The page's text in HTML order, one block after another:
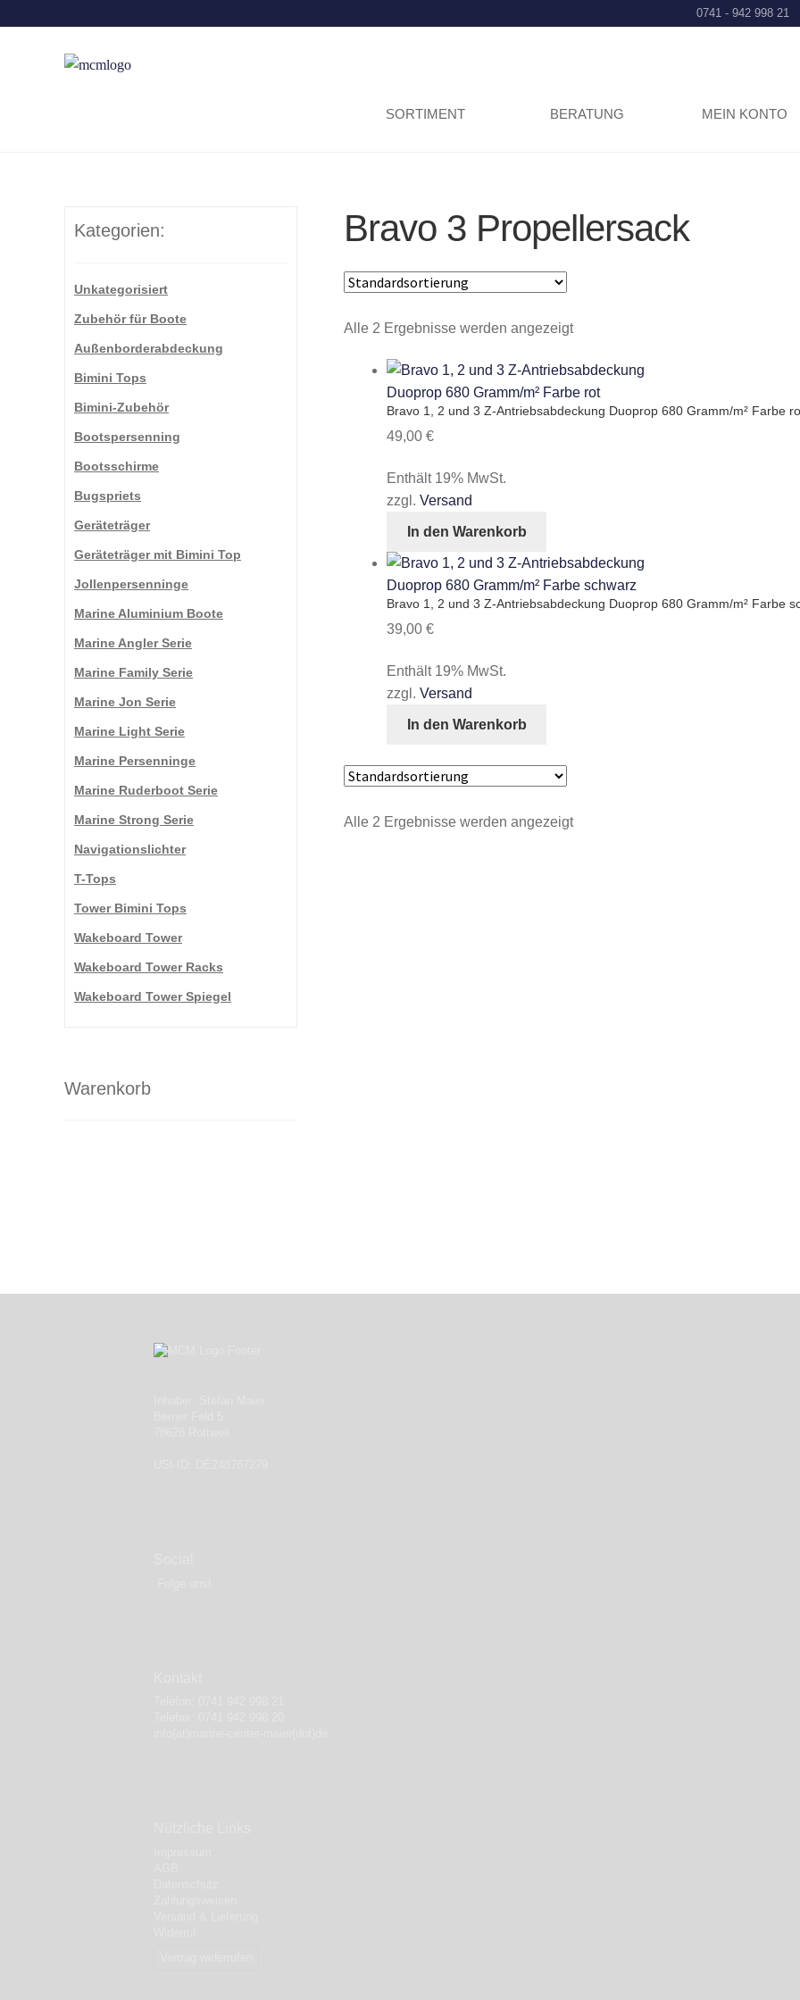
0741 - 942 998 21
SORTIMENT BERATUNG MEIN KONTO
Bravo 3 Propellersack
Alle 2 Ergebnisse werden angezeigt
Bravo 1, 2 und 3 Z-Antriebsabdeckung Duoprop 680 Gramm/m² Farbe
49,00€
Enthält 19% MwSt.
zzgl.Versand
In den Warenkorb
Bravo 1, 2 und 3 Z-Antriebsabdeckung Duoprop 680 Gramm/m² Farbe
39,00€
Enthält 19% MwSt.
zzgl.Versand
In den Warenkorb
Alle 2 Ergebnisse werden angezeigt
Kategorien:
Unkategorisiert
Zubehör für Boote
Außenborderabdeckung
Bimini Tops
Bimini-Zubehör
Bootspersenning
Bootsschirme
Bugspriets
Geräteträger
Geräteträger mit Bimini Top
Jollenpersenninge
Marine Aluminium Boote
Marine Angler Serie
Marine Family Serie
Marine Jon Serie
Marine Light Serie
Marine Persenninge
Marine Ruderboot Serie
Marine Strong Serie
Navigationslichter
T-Tops
Tower Bimini Tops
Wakeboard Tower
Wakeboard Tower Racks
Wakeboard Tower Spiegel
Warenkorb